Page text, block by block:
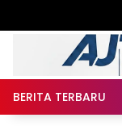
BERITA TERBARU